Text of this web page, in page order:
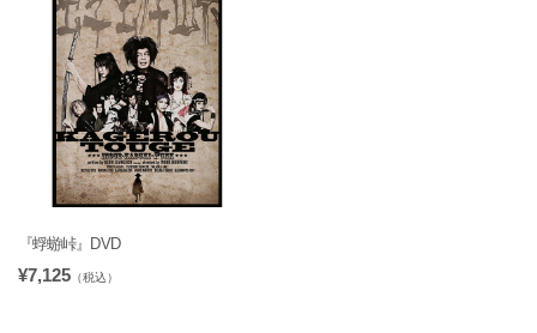
『蜉蝣峠』DVD
¥7,125 （税込）